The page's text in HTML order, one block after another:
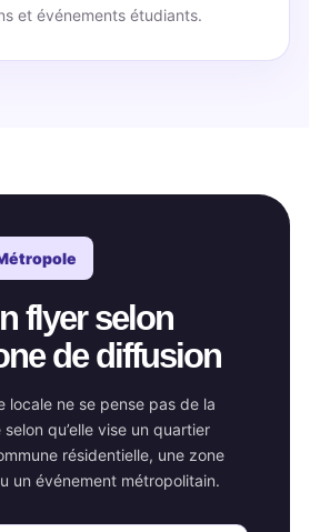
et événements étudiants.
flyer selon
de diffusion
locale ne se pense pas de la
qu’elle vise un quartier
résidentielle, une zone
un événement métropolitain.